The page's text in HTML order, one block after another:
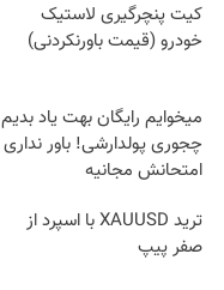
کیت پنچرگیری لاستیک
خودرو (قیمت باورنکردنی)
میخوایم رایگان بهت یاد بدیم
چجوری پولدارشی! باور نداری
امتحانش مجانیه
ترید XAUUSD با اسپرد از
صفر پیپ